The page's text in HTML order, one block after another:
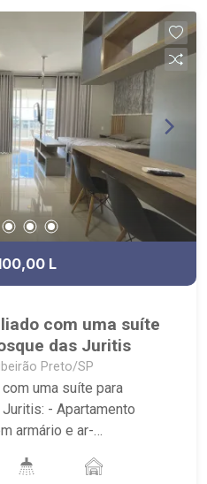
L
com uma suíte
das Juritis
Preto/SP
uma suíte para
- Apartamento
armário e ar-
coberta de garagem; -